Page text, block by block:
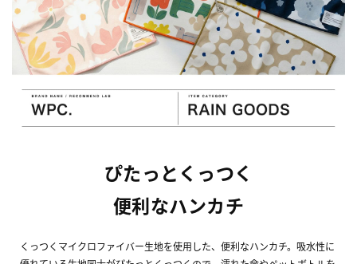
ぴたっとくっつく
便利なハンカチ
くっつくマイクロファイバー生地を使用した、便利なハンカチ。吸水性に